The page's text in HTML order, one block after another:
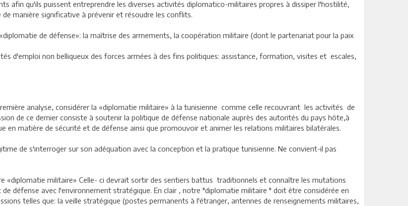
afin qu'ils puissent entreprendre les diverses activités diplomatico-militaires propres à dissiper l'hostilité,
manière significative à prévenir et résoudre les conflits.
de défense»: la maîtrise des armements, la coopération militaire (dont le partenariat pour la paix
d'emploi non belliqueux des forces armées à des fins politiques: assistance, formation, visites et escales,
analyse, considérer la «diplomatie militaire» à la tunisienne comme celle recouvrant les activités de
de ce dernier consiste à soutenir la politique de défense nationale auprès des autorités du pays hôte,à
en matière de sécurité et de défense ainsi que promouvoir et animer les relations militaires bilatérales.
de s'interroger sur son adéquation avec la conception et la pratique tunisienne. Ne convient-il pas
militaire» Celle- ci devrait sortir des sentiers battus traditionnels et connaître les mutations
défense avec l'environnement stratégique. En clair , notre "diplomatie militaire " doit être considérée en
telles que: la veille stratégique (postes permanents à l'étranger, antennes de renseignements militaires,